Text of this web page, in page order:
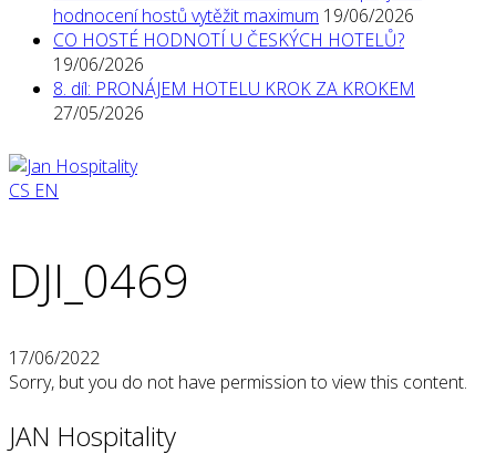
hodnocení hostů vytěžit maximum 19/06/2026
CO HOSTÉ HODNOTÍ U ČESKÝCH HOTELŮ?
19/06/2026
8. díl: PRONÁJEM HOTELU KROK ZA KROKEM
27/05/2026
CS EN
DJI_0469
17/06/2022
Sorry, but you do not have permission to view this content.
JAN Hospitality